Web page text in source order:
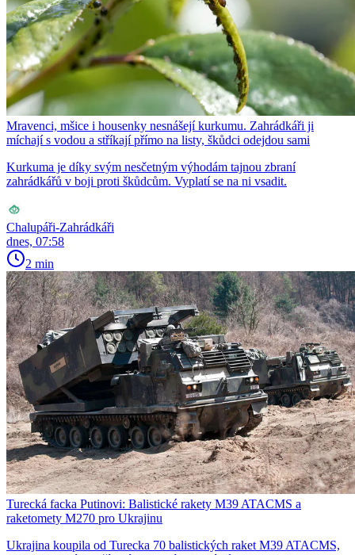
Mravenci, mšice i housenky nesnášejí kurkumu. Zahrádkáři ji
míchají s vodou a stříkají přímo na listy, škůdci odejdou sami
Kurkuma je díky svým nesčetným výhodám tajnou zbraní
zahrádkářů v boji proti škůdcům. Vyplatí se na ni vsadit.
Chalupáři-Zahrádkáři
dnes, 07:58
2 min
Turecká facka Putinovi: Balistické rakety M39 ATACMS a
raketomety M270 pro Ukrajinu
Ukrajina koupila od Turecka 70 balistických raket M39 ATACMS,